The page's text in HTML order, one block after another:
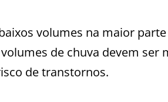
volumes na maior
de chuva devem ser
de transtornos.